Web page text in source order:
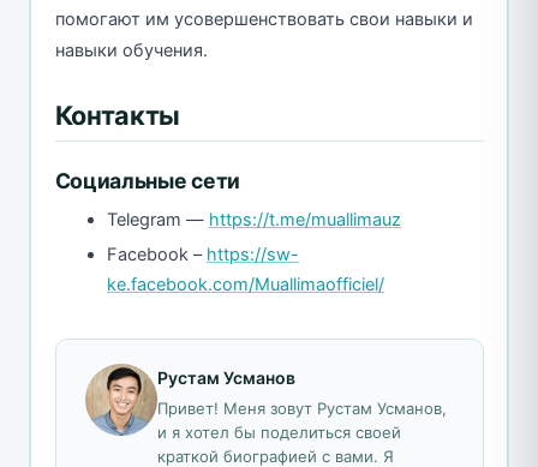
помогают им усовершенствовать свои навыки и
навыки обучения.
Контакты
Социальные сети
Telegram — https://t.me/muallimauz
Facebook – https://sw-
ke.facebook.com/Muallimaofficiel/
Рустам Усманов
Привет! Меня зовут Рустам Усманов,
и я хотел бы поделиться своей
краткой биографией с вами. Я